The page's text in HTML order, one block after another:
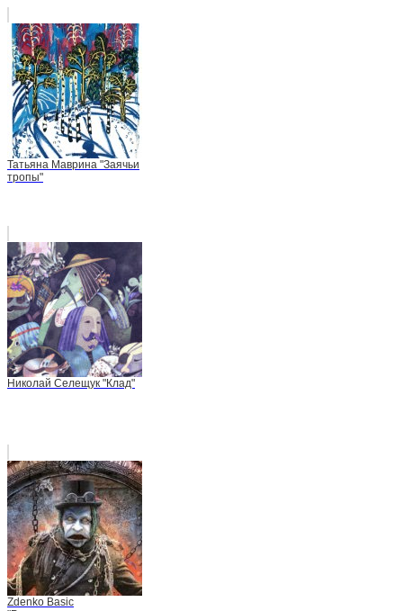
Татьяна Маврина "Заячьи
тропы"
Николай Селещук "Клад"
Zdenko Basic